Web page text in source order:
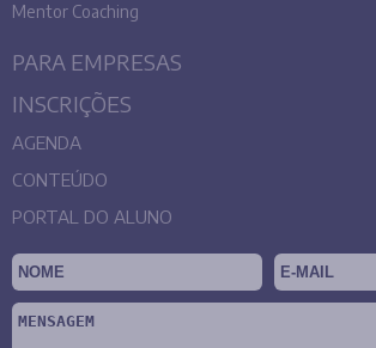
Mentor Coaching
PARA EMPRESAS
INSCRIÇÕES
AGENDA
CONTEÚDO
PORTAL DO ALUNO